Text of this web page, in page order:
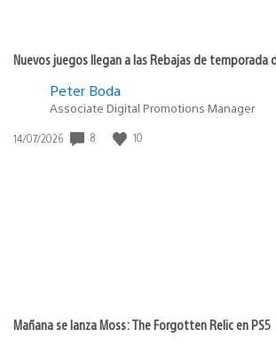
Nuevos juegos llegan a las Rebajas de temporada
Peter Boda
Associate Digital Promotions Manager
Fecha
14/07/2026 8 10
Mañana se lanza Moss: The Forgotten Relic en PS5